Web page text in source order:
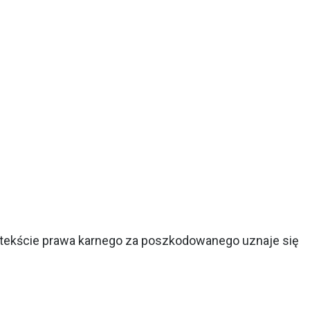
prawa karnego za poszkodowanego uznaje się